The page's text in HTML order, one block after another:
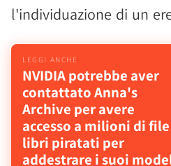
l'individuazione di un
NVIDIA potrebbe aver
contattato Anna's
Archive per avere
accesso a milioni di
libri piratati per
addestrare i suoi